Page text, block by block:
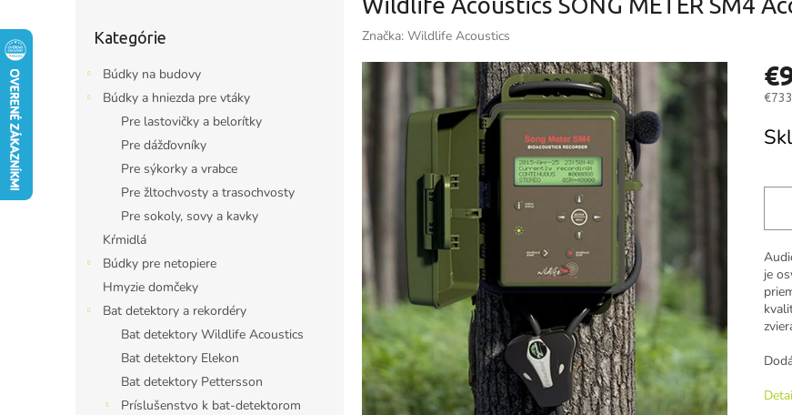
kategórie
Kategórie
Búdky na budovy
Búdky a hniezda pre vtáky
Pre lastovičky a belorítky
Pre dážďovníky
Pre sýkorky a vrabce
Pre žltochvosty a trasochvosty
Pre sokoly, sovy a kavky
Kŕmidlá
Búdky pre netopiere
Hmyzie domčeky
Bat detektory a rekordéry
Bat detektory Wildlife Acoustics
Bat detektory Elekon
Bat detektory Pettersson
Príslušenstvo k bat-detektorom
Wildlife Acoustics SONG METER SM4
Značka: Wildlife Acoustics
cena:
je